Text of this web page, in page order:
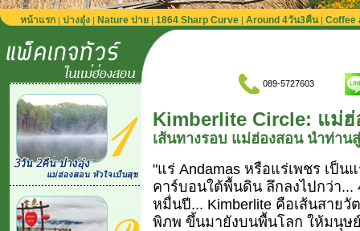
หน้าแรก | ปางอุ๋ง | Nature ปาย | 1864 Sharp Curve | Around 4วัน3คืน| Coffee
089-5727603
Kimberlite Circle: แม่
เส้นทางรอบ แม่ฮ่องสอน นำท่าน
"แร่ Andamas หรือแร่เพชร เป็
คาร์บอนใต้พื้นดิน ลึกลงไปกว่า...
หมื่นปี... Kimberlite คือเส้นสาย
พิภพ ขึ้นมายังบนพื้นโลก ให้มนุษ